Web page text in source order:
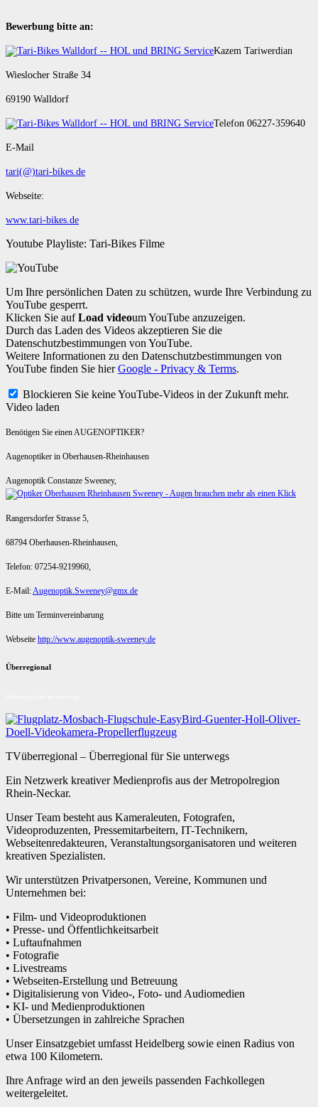
Bewerbung bitte an:
Kazem Tariwerdian
Wieslocher Straße 34
69190 Walldorf
Telefon 06227-359640
E-Mail
tari(@)tari-bikes.de
Webseite:
www.tari-bikes.de
Youtube Playliste: Tari-Bikes Filme
Um Ihre persönlichen Daten zu schützen, wurde Ihre Verbindung zu
YouTube gesperrt.
Klicken Sie aufLoad videoum YouTube anzuzeigen.
Durch das Laden des Videos akzeptieren Sie die
Datenschutzbestimmungen von YouTube.
Weitere Informationen zu den Datenschutzbestimmungen von
YouTube finden Sie hierGoogle - Privacy & Terms.
Blockieren Sie keine YouTube-Videos in der Zukunft mehr.
Video laden
Benötigen Sie einen AUGENOPTIKER?
Augenoptiker in Oberhausen-Rheinhausen
Augenoptik Constanze Sweeney,
Rangersdorfer Strasse 5,
68794 Oberhausen-Rheinhausen,
Telefon: 07254-9219960,
E-Mail:Augenoptik.Sweeney@gmx.de
Bitte um Terminvereinbarung
Webseite http://www.augenoptik-sweeney.de
Überregional
TVüberregional – Überregional für Sie unterwegs
Ein Netzwerk kreativer Medienprofis aus der Metropolregion
Rhein-Neckar.
Unser Team besteht aus Kameraleuten, Fotografen,
Videoproduzenten, Pressemitarbeitern, IT-Technikern,
Webseitenredakteuren, Veranstaltungsorganisatoren und weiteren
kreativen Spezialisten.
Wir unterstützen Privatpersonen, Vereine, Kommunen und
Unternehmen bei:
• Film- und Videoproduktionen
• Presse- und Öffentlichkeitsarbeit
• Luftaufnahmen
• Fotografie
• Livestreams
• Webseiten-Erstellung und Betreuung
• Digitalisierung von Video-, Foto- und Audiomedien
• KI- und Medienproduktionen
• Übersetzungen in zahlreiche Sprachen
Unser Einsatzgebiet umfasst Heidelberg sowie einen Radius von
etwa 100 Kilometern.
Ihre Anfrage wird an den jeweils passenden Fachkollegen
weitergeleitet.